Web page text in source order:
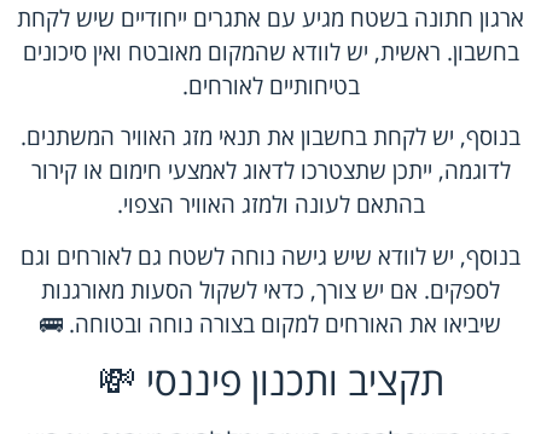
ארגון חתונה בשטח מגיע עם אתגרים ייחודיים שיש לקחת
בחשבון. ראשית, יש לוודא שהמקום מאובטח ואין סיכונים
בטיחותיים לאורחים.
בנוסף, יש לקחת בחשבון את תנאי מזג האוויר המשתנים.
לדוגמה, ייתכן שתצטרכו לדאוג לאמצעי חימום או קירור
בהתאם לעונה ולמזג האוויר הצפוי.
בנוסף, יש לוודא שיש גישה נוחה לשטח גם לאורחים וגם
לספקים. אם יש צורך, כדאי לשקול הסעות מאורגנות
שיביאו את האורחים למקום בצורה נוחה ובטוחה. 🚌
תקציב ותכנון פיננסי 💸